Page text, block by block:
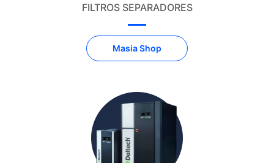
FILTROS SEPARADORES
Masia Shop